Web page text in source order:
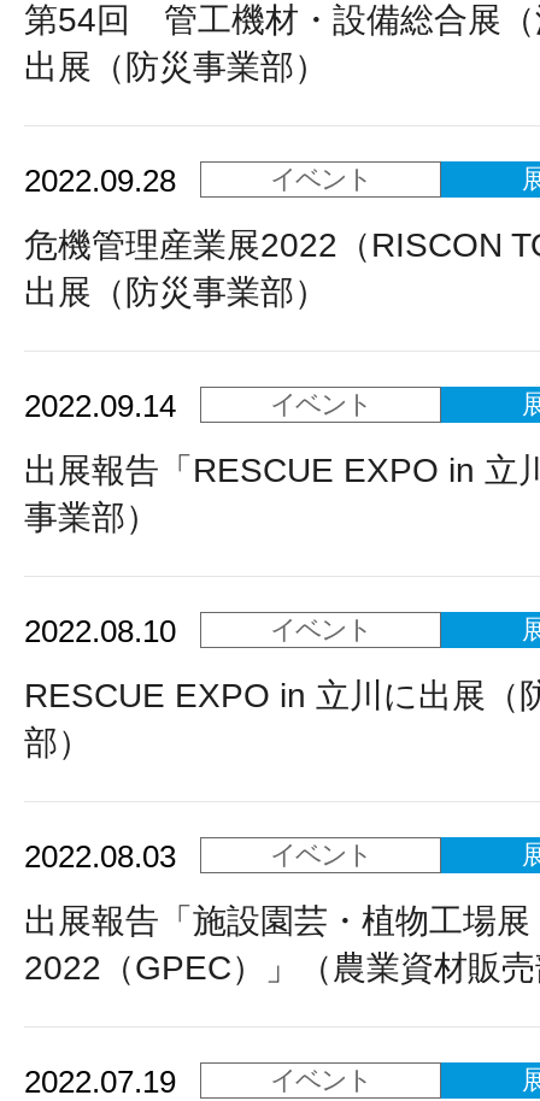
第54回 管工機材・設備総合展
出展（防災事業部）
2022.09.28 イベント
危機管理産業展2022（RISCON
出展（防災事業部）
2022.09.14 イベント
出展報告「RESCUE EXPO in 立
事業部）
2022.08.10 イベント
RESCUE EXPO in 立川に出展（
部）
2022.08.03 イベント
出展報告「施設園芸・植物工場展
2022（GPEC）」（農業資材販
2022.07.19 イベント